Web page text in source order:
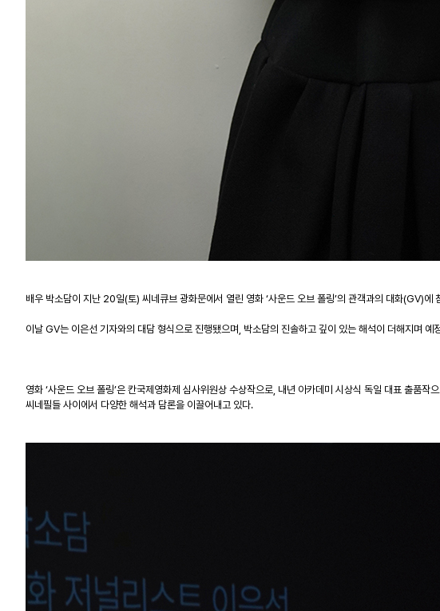
배우 박소담이 지난 20일(토) 씨네큐브 광화문에서 열린 영화 ‘사운드 오브 폴링’의 관객과의 대화(GV)에
이날 GV는 이은선 기자와의 대담 형식으로 진행됐으며 박소담의 진솔하고 깊이 있는 해석이 더해지며 예
영화 ‘사운드 오브 폴링’은 칸국제영화제 심사위원상 수상작으로 내년 아카데미 시상식 독일 대표 출품작
씨네필들 사이에서 다양한 해석과 담론을 이끌어내고 있다.